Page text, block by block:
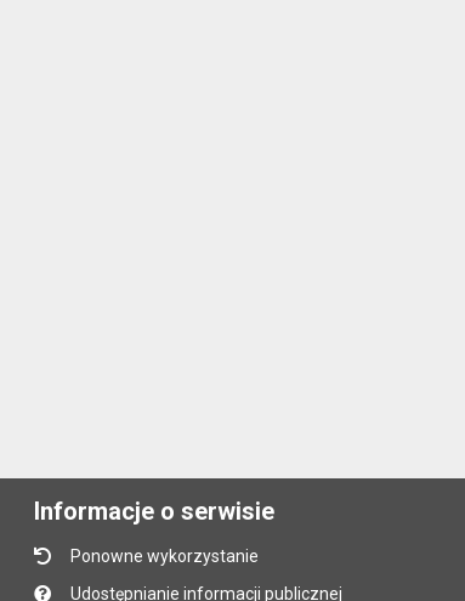
Informacje o serwisie
Ponowne wykorzystanie
Udostępnianie informacji publicznej